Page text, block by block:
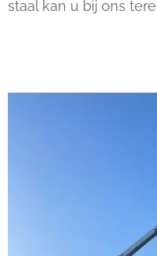
staal kan u bij ons